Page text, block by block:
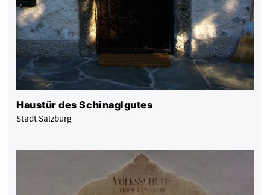
Haustür des Schinaglgutes
Stadt Salzburg